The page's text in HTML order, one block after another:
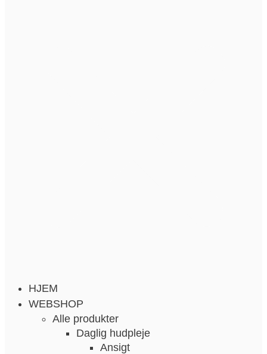
HJEM
WEBSHOP
Alle produkter
Daglig hudpleje
Ansigt